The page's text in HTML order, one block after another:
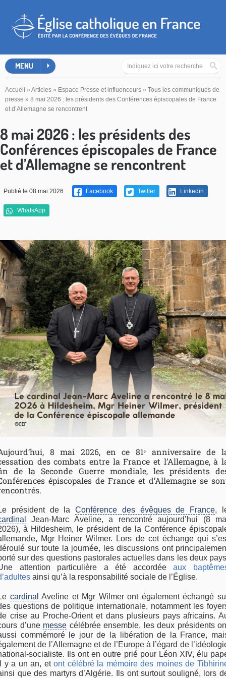
MENU
Accueil » Articles » Espace Presse et influenceurs » Tous les communiqués de
presse » 8 mai 2026 : les présidents des Conférences épiscopales de France
et d’Allemagne se rencontrent
8 mai 2026 : les présidents des
Conférences épiscopales de France
et d’Allemagne se rencontrent
Publié le 08 mai 2026 Facebook Twitter Linkedin
WhatsApp
8 mai 2026, en ce 81ᵉ anniversaire de
des combats entre la France et l’Allemagne, à
de la Seconde Guerre mondiale, les présidents
épiscopales de France et d’Allemagne se
président de laConférence des évêques de France,
Jean-Marc Aveline, a rencontré aujourd’hui (8
à Hildesheim, le président de la Conférence
Mgr Heiner Wilmer. Lors de cet échange qui
sur toute la journée, les discussions ont
sur des questions pastorales actuelles dans les deux
attention particulière a été accordéeaux
ainsi qu’à la responsabilité sociale de l’Église.
cardinal Aveline et Mgr Wilmer ont également échangé
questions de politique internationale, notamment les
crise au Proche-Orient et dans plusieurs pays africains.
d’une messe célébrée ensemble, les deux présidents
commémoré le jour de la libération de la France,
de l’Allemagne et de l’Europe à l’égard de
socialiste. Ils ont en outre prié pour Léon XIV, élu
y a un an, etont célébré la mémoire des moines de
que des martyrs d’Algérie. Ils ont surtout souligné, lors